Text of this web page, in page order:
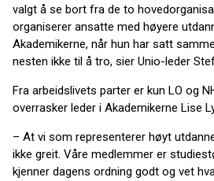
valgt å se bort fra de to
organiserer ansatte med høyere
Akademikerne, når hun har satt
nesten ikke til å tro, sier Unio-leder
Fra arbeidslivets parter er kun LO og
overrasker leder i Akademikerne Lise
– At vi som representerer høyt
ikke greit. Våre medlemmer er
kjenner dagens ordning godt og vet